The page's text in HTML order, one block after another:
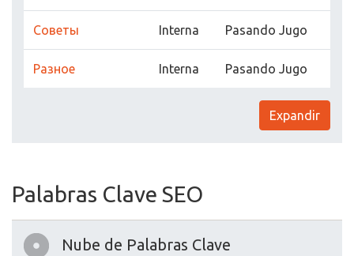
Советы Interna Pasando Jugo
Разное Interna Pasando Jugo
Expandir
Palabras Clave SEO
Nube de Palabras Clave